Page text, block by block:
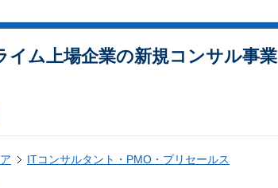
ム上場企業の新規コンサル事業
ITコンサルタント・PMO・プリセールス